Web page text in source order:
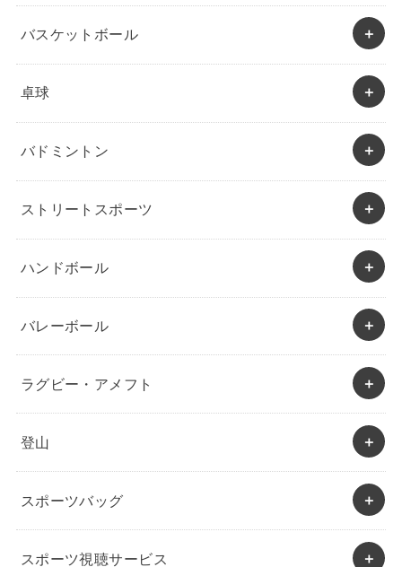
バスケットボール
卓球
バドミントン
ストリートスポーツ
ハンドボール
バレーボール
ラグビー・アメフト
登山
スポーツバッグ
スポーツ視聴サービス